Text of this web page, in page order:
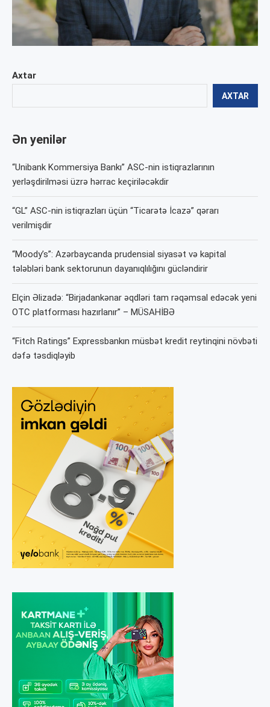
Axtar
AXTAR
Ən yenilər
“Unibank Kommersiya Bankı” ASC-nin istiqrazlarının
yerləşdirilməsi üzrə hərrac keçiriləcəkdir
“GL” ASC-nin istiqrazları üçün “Ticarətə İcazə” qərarı
verilmişdir
“Moody’s”: Azərbaycanda prudensial siyasət və kapital
tələbləri bank sektorunun dayanıqlılığını gücləndirir
Elçin Əlizadə: “Birjadankənar əqdləri tam rəqəmsal edəcək yeni
OTC platforması hazırlanır” – MÜSAHİBƏ
“Fitch Ratings” Expressbankın müsbət kredit reytinqini növbəti
dəfə təsdiqləyib